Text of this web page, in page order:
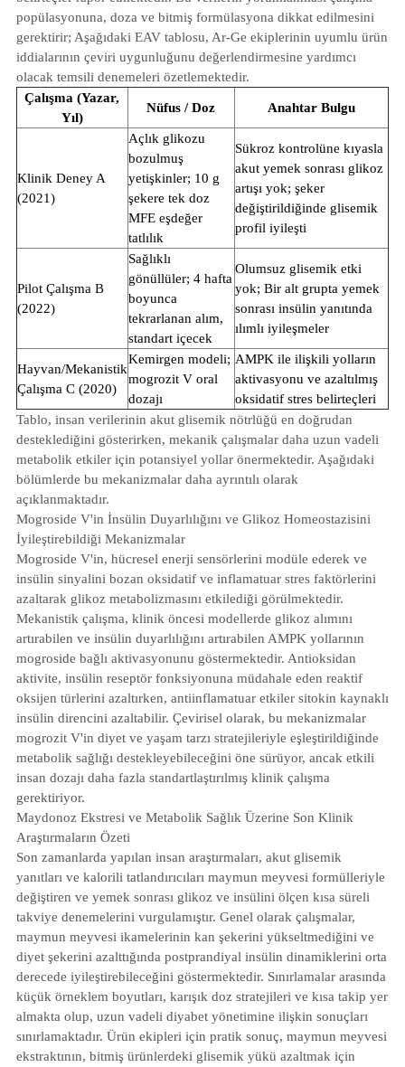
popülasyonuna, doza ve bitmiş formülasyona dikkat edilmesini
gerektirir; Aşağıdaki EAV tablosu, Ar-Ge ekiplerinin uyumlu ürün
iddialarının çeviri uygunluğunu değerlendirmesine yardımcı
olacak temsili denemeleri özetlemektedir.
Çalışma (Yazar,
Yıl)
Nüfus / Doz Anahtar Bulgu
Klinik Deney A
(2021)
Açlık glikozu
bozulmuş
yetişkinler; 10 g
şekere tek doz
MFE eşdeğer
tatlılık
Sükroz kontrolüne kıyasla
akut yemek sonrası glikoz
artışı yok; şeker
değiştirildiğinde glisemik
profil iyileşti
Pilot Çalışma B
(2022)
Sağlıklı
gönüllüler; 4 hafta
boyunca
tekrarlanan alım,
standart içecek
Olumsuz glisemik etki
yok; Bir alt grupta yemek
sonrası insülin yanıtında
ılımlı iyileşmeler
Hayvan/Mekanistik
Çalışma C (2020)
Kemirgen modeli;
mogrozit V oral
dozajı
AMPK ile ilişkili yolların
aktivasyonu ve azaltılmış
oksidatif stres belirteçleri
Tablo, insan verilerinin akut glisemik nötrlüğü en doğrudan
desteklediğini gösterirken, mekanik çalışmalar daha uzun vadeli
metabolik etkiler için potansiyel yollar önermektedir. Aşağıdaki
bölümlerde bu mekanizmalar daha ayrıntılı olarak
açıklanmaktadır.
Mogroside V'in İnsülin Duyarlılığını ve Glikoz Homeostazisini
İyileştirebildiği Mekanizmalar
Mogroside V'in, hücresel enerji sensörlerini modüle ederek ve
insülin sinyalini bozan oksidatif ve inflamatuar stres faktörlerini
azaltarak glikoz metabolizmasını etkilediği görülmektedir.
Mekanistik çalışma, klinik öncesi modellerde glikoz alımını
artırabilen ve insülin duyarlılığını artırabilen AMPK yollarının
mogroside bağlı aktivasyonunu göstermektedir. Antioksidan
aktivite, insülin reseptör fonksiyonuna müdahale eden reaktif
oksijen türlerini azaltırken, antiinflamatuar etkiler sitokin kaynaklı
insülin direncini azaltabilir. Çevirisel olarak, bu mekanizmalar
mogrozit V'in diyet ve yaşam tarzı stratejileriyle eşleştirildiğinde
metabolik sağlığı destekleyebileceğini öne sürüyor, ancak etkili
insan dozajı daha fazla standartlaştırılmış klinik çalışma
gerektiriyor.
Maydonoz Ekstresi ve Metabolik Sağlık Üzerine Son Klinik
Araştırmaların Özeti
Son zamanlarda yapılan insan araştırmaları, akut glisemik
yanıtları ve kalorili tatlandırıcıları maymun meyvesi formülleriyle
değiştiren ve yemek sonrası glikoz ve insülini ölçen kısa süreli
takviye denemelerini vurgulamıştır. Genel olarak çalışmalar,
maymun meyvesi ikamelerinin kan şekerini yükseltmediğini ve
diyet şekerini azalttığında postprandiyal insülin dinamiklerini orta
derecede iyileştirebileceğini göstermektedir. Sınırlamalar arasında
küçük örneklem boyutları, karışık doz stratejileri ve kısa takip yer
almakta olup, uzun vadeli diyabet yönetimine ilişkin sonuçları
sınırlamaktadır. Ürün ekipleri için pratik sonuç, maymun meyvesi
ekstraktının, bitmiş ürünlerdeki glisemik yükü azaltmak için